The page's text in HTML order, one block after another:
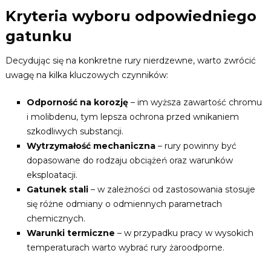
Kryteria wyboru odpowiedniego
gatunku
Decydując się na konkretne rury nierdzewne, warto zwrócić
uwagę na kilka kluczowych czynników:
Odporność na korozję– im wyższa zawartość chromu
i molibdenu, tym lepsza ochrona przed wnikaniem
szkodliwych substancji.
Wytrzymałość mechaniczna– rury powinny być
dopasowane do rodzaju obciążeń oraz warunków
eksploatacji.
Gatunek stali– w zależności od zastosowania stosuje
się różne odmiany o odmiennych parametrach
chemicznych.
Warunki termiczne – w przypadku pracy w wysokich
temperaturach warto wybrać rury żaroodporne.